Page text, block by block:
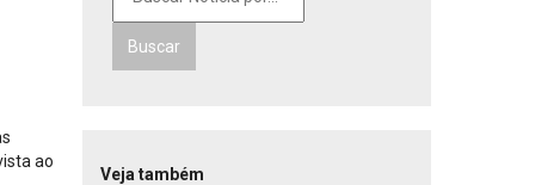
ao
Buscar
Veja também